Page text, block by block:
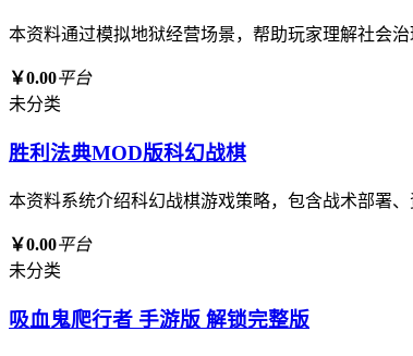
本资料通过模拟地狱经营场景，帮助玩家理解社会
￥0.00平台
未分类
胜利法典MOD版科幻战棋
本资料系统介绍科幻战棋游戏策略，包含战术部署
￥0.00平台
未分类
吸血鬼爬行者 手游版 解锁完整版